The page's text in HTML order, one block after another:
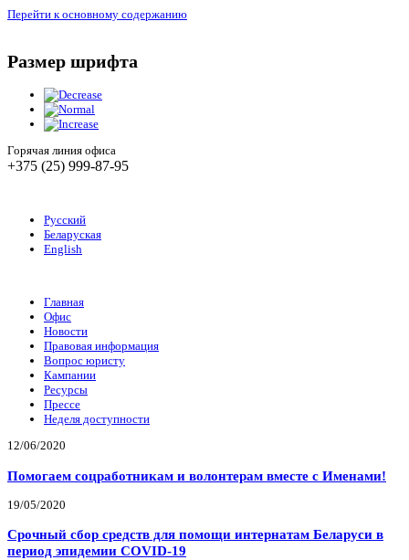
Перейти к основному содержанию
Размер шрифта
Горячая линия офиса
+375 (25) 999-87-95
Русский
Беларуская
English
Главная
Офис
Новости
Правовая информация
Вопрос юристу
Кампании
Ресурсы
Прессе
Неделя доступности
12/06/2020
Помогаем соцработникам и волонтерам вместе с Именами!
19/05/2020
Срочный сбор средств для помощи интернатам Беларуси в
период эпидемии COVID-19